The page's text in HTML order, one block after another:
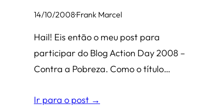
14/10/2008·Frank Marcel
Hail! Eis então o meu post para
participar do Blog Action Day 2008 –
Contra a Pobreza. Como o título…
Ir para o post →